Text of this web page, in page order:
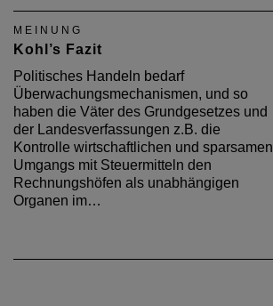
MEINUNG
Kohl’s Fazit
Politisches Handeln bedarf
Überwachungsmechanismen, und so
haben die Väter des Grundgesetzes und
der Landesverfassungen z.B. die
Kontrolle wirtschaftlichen und sparsamen
Umgangs mit Steuermitteln den
Rechnungshöfen als unabhängigen
Organen im…